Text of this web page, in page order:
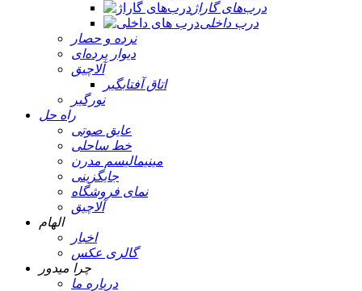
درب‌های گاراژ
درب داخلی
نرده و حصار
دیوار پرده‌ای
آلاچیق
اتاق آفتابگیر
نورگیر
راه حل
عایق صوتی
خط ساحلی
مینیمالیسم مدرن
جایگزینی
نمای فروشگاه
آلاچیق
الهام
اخبار
گالری عکس
چرا میدور
درباره ما